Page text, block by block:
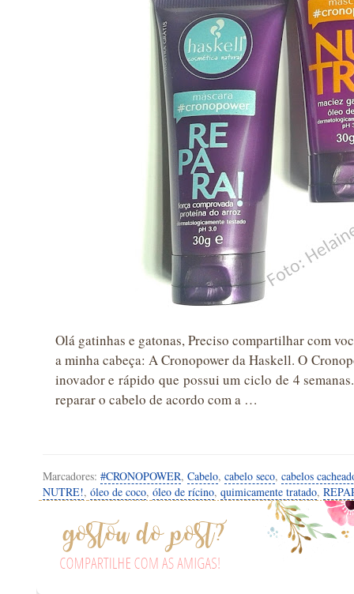
Olá gatinhas e gatonas, Preciso compartilhar com
a minha cabeça: A Cronopower da Haskell. O
inovador e rápido que possui um ciclo de 4
reparar o cabelo de acordo com a …
Marcadores: #CRONOPOWER, Cabelo, cabelo seco, cabelos
NUTRE!, óleo de coco, óleo de rícino, quimicamente tratado,